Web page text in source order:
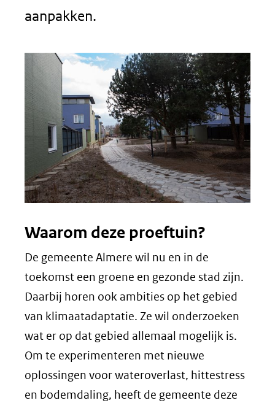
aanpakken.
Waarom deze proeftuin?
De gemeente Almere wil nu en in de
toekomst een groene en gezonde stad zijn.
Daarbij horen ook ambities op het gebied
van klimaatadaptatie. Ze wil onderzoeken
wat er op dat gebied allemaal mogelijk is.
Om te experimenteren met nieuwe
oplossingen voor wateroverlast, hittestress
en bodemdaling, heeft de gemeente deze